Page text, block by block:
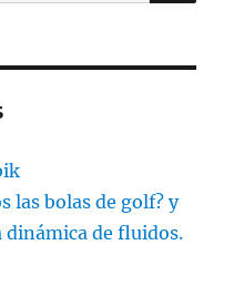
las bolas de golf? y
dinámica de fluidos.